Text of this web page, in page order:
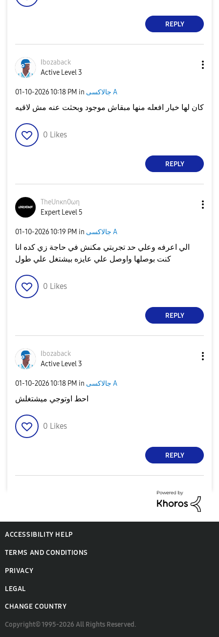
REPLY
اbozaback
Active Level 3
‎01-10-202610:18 PM in جالاكسى A
كان لها خيار افعله منها مبقاش موجود وبحثت عنه مش لاقيه
0 Likes
REPLY
TheUnκn0ωη
Expert Level 5
‎01-10-202610:19 PM in جالاكسى A
الي اعرفه وعلي حد تجربتي مكنش في حاجة زي كده انا
كنت بوصلها واوصل علي عايزه بيشتغل علي طول
0 Likes
REPLY
اbozaback
Active Level 3
‎01-10-202610:18 PM in جالاكسى A
احط اوتوجي ميشتغلش
0 Likes
REPLY
ACCESSIBILITY HELP
TERMS AND CONDITIONS
PRIVACY
LEGAL
CHANGE COUNTRY
Copyright© 1995-2026 All Rights Reserved.